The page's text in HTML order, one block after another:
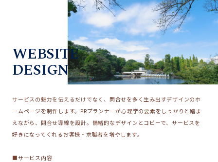
WEBSITE
DESIGN
サービスの魅力を伝えるだけでなく、問合せを多く生み出すデザインのホ
ームページを制作します。PRプランナーが心理学の要素をしっかりと踏ま
えながら、問合せ導線を設計。情緒的なデザインとコピーで、サービスを
好きになってくれるお客様・求職者を増やします。
■サービス内容